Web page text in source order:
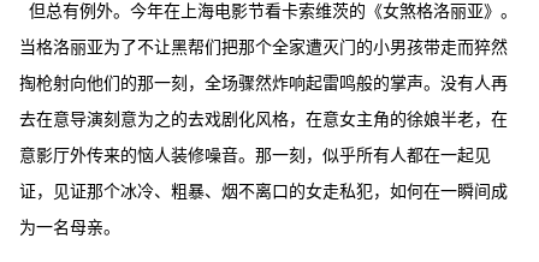
但总有例外。今年在上海电影节看卡索维茨的《女煞格洛丽亚》。
当格洛丽亚为了不让黑帮们把那个全家遭灭门的小男孩带走而猝然
掏枪射向他们的那一刻，全场骤然炸响起雷鸣般的掌声。没有人再
去在意导演刻意为之的去戏剧化风格，在意女主角的徐娘半老，在
意影厅外传来的恼人装修噪音。那一刻，似乎所有人都在一起见
证，见证那个冰冷、粗暴、烟不离口的女走私犯，如何在一瞬间成
为一名母亲。